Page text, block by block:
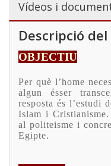
Vídeos i
Descripció del
OBJECTIU
Per què l’home
algun ésser
resposta és l’estudi
Islam i
al politeisme i
Egipte.